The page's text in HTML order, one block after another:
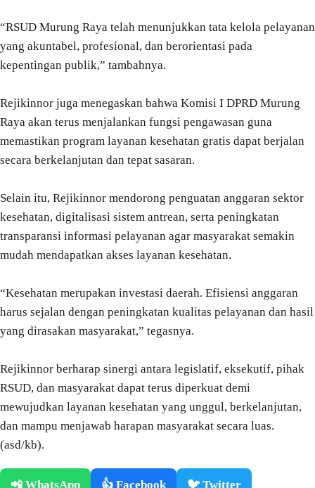
“RSUD Murung Raya telah menunjukkan tata kelola pelayanan
yang akuntabel, profesional, dan berorientasi pada
kepentingan publik,” tambahnya.
Rejikinnor juga menegaskan bahwa Komisi I DPRD Murung
Raya akan terus menjalankan fungsi pengawasan guna
memastikan program layanan kesehatan gratis dapat berjalan
secara berkelanjutan dan tepat sasaran.
Selain itu, Rejikinnor mendorong penguatan anggaran sektor
kesehatan, digitalisasi sistem antrean, serta peningkatan
transparansi informasi pelayanan agar masyarakat semakin
mudah mendapatkan akses layanan kesehatan.
“Kesehatan merupakan investasi daerah. Efisiensi anggaran
harus sejalan dengan peningkatan kualitas pelayanan dan hasil
yang dirasakan masyarakat,” tegasnya.
Rejikinnor berharap sinergi antara legislatif, eksekutif, pihak
RSUD, dan masyarakat dapat terus diperkuat demi
mewujudkan layanan kesehatan yang unggul, berkelanjutan,
dan mampu menjawab harapan masyarakat secara luas.
(asd/kb).
📲 WhatsApp 👍 Facebook 🐦 Twitter